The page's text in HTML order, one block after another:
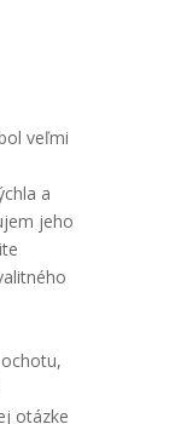
veľmi
a
jeho
otázke